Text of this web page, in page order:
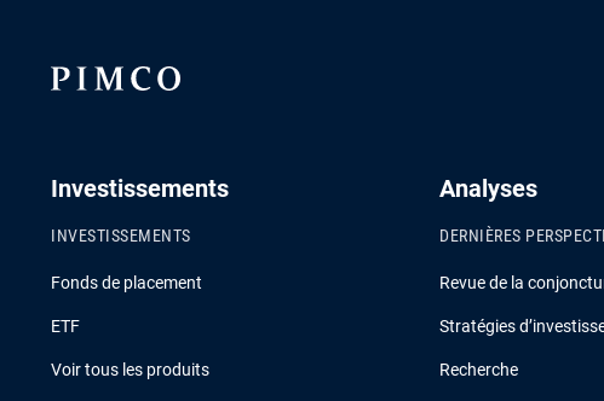
Investissements
INVESTISSEMENTS
Fonds de placement
ETF
Voir tous les produits
Analyses
DERNIÈRES
Revue de la
Stratégies
Recherche